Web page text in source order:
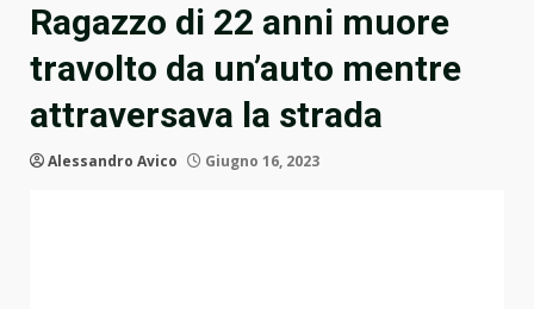
Ragazzo di 22 anni muore
travolto da un’auto mentre
attraversava la strada
Alessandro Avico Giugno 16, 2023